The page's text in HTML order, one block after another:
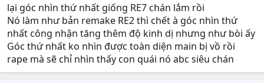
lại góc nhìn thứ nhất giống RE7 chán lắm rồi
Nó làm như bản remake RE2 thì chết à góc nhìn thứ
nhất công nhận tăng thêm độ kinh dị nhưng như bòi ấy
Góc thứ nhất ko nhìn được toàn diện main bị vồ rồi
rape mà sẽ chỉ nhìn thấy con quái nó abc siêu chán